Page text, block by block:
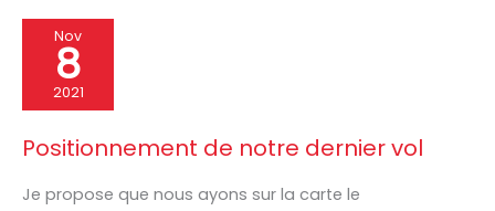
Nov
8
2021
Positionnement de notre dernier vol
Je propose que nous ayons sur la carte le
Positionnement
notre
vol